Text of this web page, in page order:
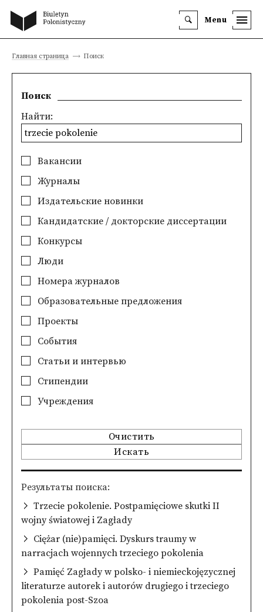
Menu
Главная страница Поиск
Поиск
Найти:
Вакансии
Журналы
Издательские новинки
Кандидатские / докторские диссертации
Конкурсы
Люди
Номера журналов
Образовательные предложения
Проекты
События
Статьи и интервью
Стипендии
Учреждения
Очистить
Искать
Pезультаты поиска
Trzecie pokolenie. Postpamięciowe skutki II
wojny światowej i Zagłady
Ciężar (nie)pamięci. Dyskurs traumy w
narracjach wojennych trzeciego pokolenia
Pamięć Zagłady w polsko- i niemieckojęzycznej
literaturze autorek i autorów drugiego i trzeciego
pokolenia post-Szoa